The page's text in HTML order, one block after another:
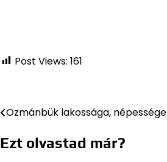
Post Views: 161
Bejegyzés
navigáció
Ozmánbük lakossága, népessége
Ezt olvastad már?